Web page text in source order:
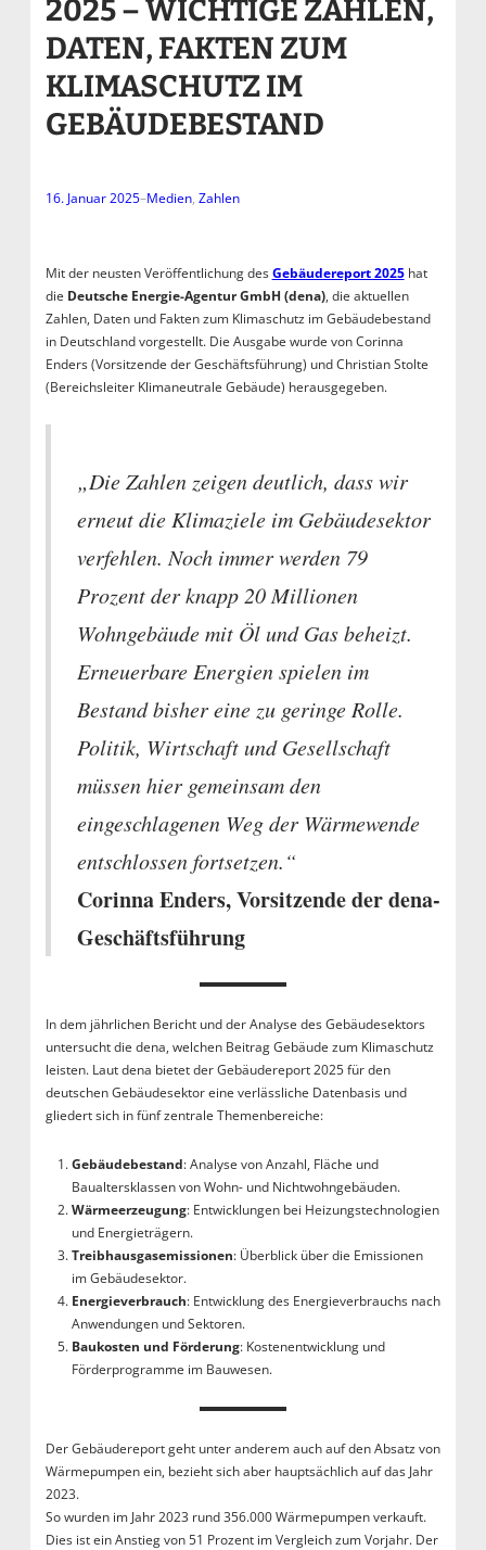
2025 – WICHTIGE ZAHLEN,
DATEN, FAKTEN ZUM
KLIMASCHUTZ IM
GEBÄUDEBESTAND
16. Januar 2025–Medien, Zahlen
Mit der neusten Veröffentlichung desGebäudereport 2025hat
die Deutsche Energie-Agentur GmbH (dena), die aktuellen
Zahlen, Daten und Fakten zum Klimaschutz im Gebäudebestand
in Deutschland vorgestellt. Die Ausgabe wurde von Corinna
Enders (Vorsitzende der Geschäftsführung) und Christian Stolte
(Bereichsleiter Klimaneutrale Gebäude) herausgegeben.
„Die Zahlen zeigen deutlich, dass wir
erneut die Klimaziele im Gebäudesektor
verfehlen. Noch immer werden 79
Prozent der knapp 20 Millionen
Wohngebäude mit Öl und Gas beheizt.
Erneuerbare Energien spielen im
Bestand bisher eine zu geringe Rolle.
Politik, Wirtschaft und Gesellschaft
müssen hier gemeinsam den
eingeschlagenen Weg der Wärmewende
entschlossen fortsetzen.“
Corinna Enders, Vorsitzende der dena-
Geschäftsführung
In dem jährlichen Bericht und der Analyse des Gebäudesektors
untersucht die dena, welchen Beitrag Gebäude zum Klimaschutz
leisten. Laut dena bietet der Gebäudereport 2025 für den
deutschen Gebäudesektor eine verlässliche Datenbasis und
gliedert sich in fünf zentrale Themenbereiche:
Gebäudebestand: Analyse von Anzahl, Fläche und
Baualtersklassen von Wohn- und Nichtwohngebäuden.
Wärmeerzeugung: Entwicklungen bei Heizungstechnologien
und Energieträgern.
Treibhausgasemissionen: Überblick über die Emissionen
im Gebäudesektor.
Energieverbrauch: Entwicklung des Energieverbrauchs nach
Anwendungen und Sektoren.
Baukosten und Förderung: Kostenentwicklung und
Förderprogramme im Bauwesen.
Der Gebäudereport geht unter anderem auch auf den Absatz von
Wärmepumpen ein, bezieht sich aber hauptsächlich auf das Jahr
2023.
So wurden im Jahr 2023 rund 356.000 Wärmepumpen verkauft.
Dies ist ein Anstieg von 51 Prozent im Vergleich zum Vorjahr. Der